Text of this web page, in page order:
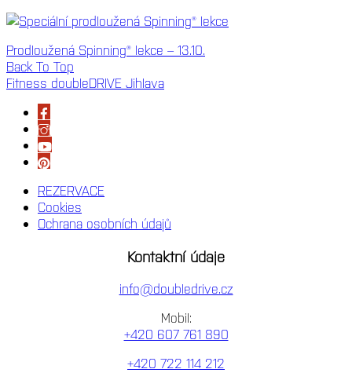
Prodloužená Spinning® lekce – 13.10.
Back To Top
Fitness doubleDRIVE Jihlava
REZERVACE
Cookies
Ochrana osobních údajů
Kontaktní údaje
info@doubledrive.cz
Mobil:
+420 607 761 890
+420 722 114 212